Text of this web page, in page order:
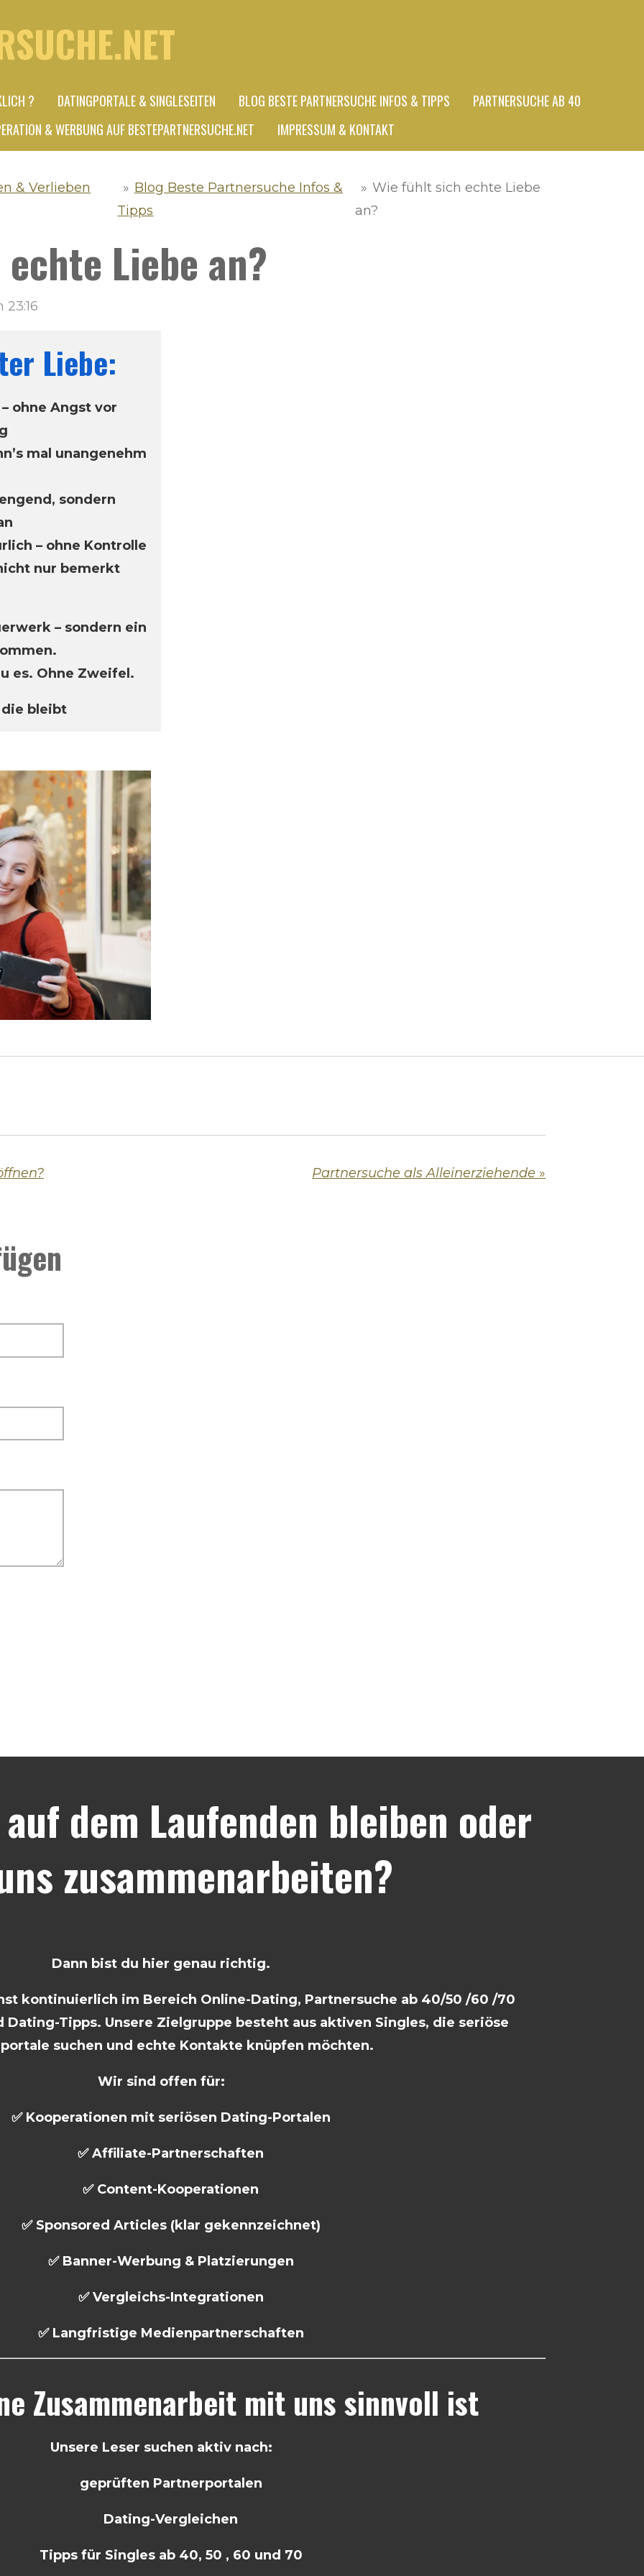
? DATINGPORTALE & SINGLESEITEN BLOG BESTE PARTNERSUCHE INFOS & TIPPS
PARTNERSUCHE AB 40
& WERBUNG AUF BESTEPARTNERSUCHE.NET IMPRESSUM & KONTAKT
& Verlieben
» Blog Beste Partnersuche Infos &
Tipps
» Wie fühlt sich echte Liebe
an?
Liebe an?
Liebe:
ohne Angst vor
mal unangenehm
sondern
– ohne Kontrolle
nur bemerkt
– sondern ein
es. Ohne Zweifel.
bleibt
Partnersuche als Alleinerziehende »
dem Laufenden bleiben oder
zusammenarbeiten?
Dann bist du hier genau richtig.
kontinuierlich im Bereich Online-Dating, Partnersuche ab 40/50 /60 /70
Dating-Tipps. Unsere Zielgruppe besteht aus aktiven Singles, die seriöse
suchen und echte Kontakte knüpfen möchten.
Wir sind offen für:
✅ Kooperationen mit seriösen Dating-Portalen
✅ Affiliate-Partnerschaften
✅ Content-Kooperationen
✅ Sponsored Articles (klar gekennzeichnet)
✅ Banner-Werbung & Platzierungen
✅ Vergleichs-Integrationen
✅ Langfristige Medienpartnerschaften
Zusammenarbeit mit uns sinnvoll ist
Unsere Leser suchen aktiv nach:
geprüften Partnerportalen
Dating-Vergleichen
Tipps für Singles ab 40, 50 , 60 und 70